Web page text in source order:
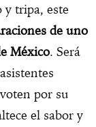
y tripa, este
de uno
México. Será
por su
el sabor y